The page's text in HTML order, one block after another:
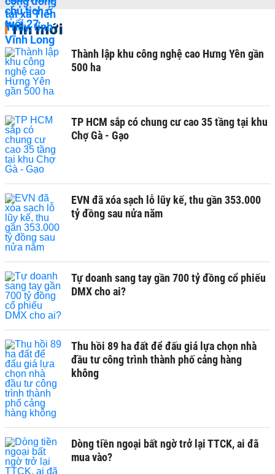
Tin mới
Thành lập khu công nghệ cao Hưng Yên gần
500 ha
TP HCM sắp có chung cư cao 35 tầng tại khu
Chợ Gà - Gạo
EVN đã xóa sạch lỗ lũy kế, thu gần 353.000
tỷ đồng sau nửa năm
Tự doanh sang tay gần 700 tỷ đồng cổ phiếu
DMX cho ai?
Thu hồi 89 ha đất để đấu giá lựa chọn nhà
đầu tư công trình thành phố cảng hàng
không
Dòng tiền ngoại bất ngờ trở lại TTCK, ai đã
mua vào?